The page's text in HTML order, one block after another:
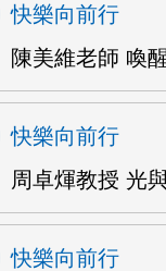
快樂向前行
陳美維老師 喚
快樂向前行
周卓煇教授 光
快樂向前行